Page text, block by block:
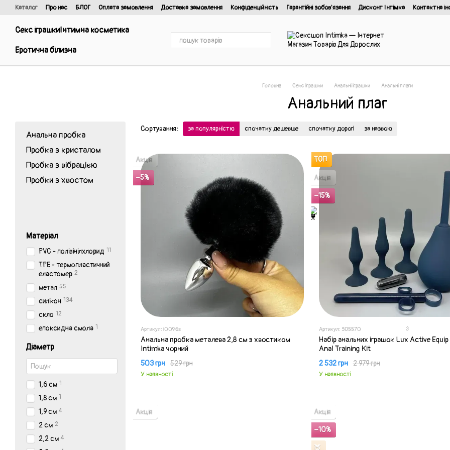
Перейти до основного контенту
Каталог Про нас БЛОГ Оплата замовлення Доставка замовлення Конфіденційність Гарантійні зобов'язання Дисконт Інтімка
Контактна
Секс іграшкиІнтимна косметика
Еротична білизна
Головна Секс іграшки Анальні іграшки Анальні плаги
Анальний плаг
Сортування: за популярністю спочатку дешевше спочатку дорогі за назвою
Акція
−5%
Артикул: i0096s
Анальна пробка металева 2,8 см з хвостиком
Intimka чорний
529 грн
503 грн
У наявності
ТОП
Акція
−15%
Артикул: SO5570 3
Набір анальних іграшок Lux Active
Anal Training Kit
2 979 грн
2 532 грн
У наявності
Акція Акція
−10%
🍑
Анальна пробка
Пробка з кристалом
Пробка з вібрацією
Пробки з хвостом
Матеріал
PVC - полівінілхлорид 11
TPE - термопластичний
еластомер 2
метал 55
силікон 134
скло 12
епоксидна смола 1
Діаметр
1,6 см 1
1,8 см 1
1,9 см 4
2 см 2
2,2 см 4